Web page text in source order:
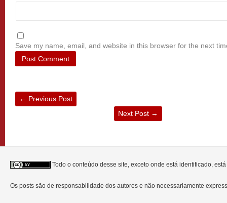
Save my name, email, and website in this browser for the next
← Previous Post
Next Post →
Todo o conteúdo desse site, exceto onde está identificado,
Os posts são de responsabilidade dos autores e não necessariamente